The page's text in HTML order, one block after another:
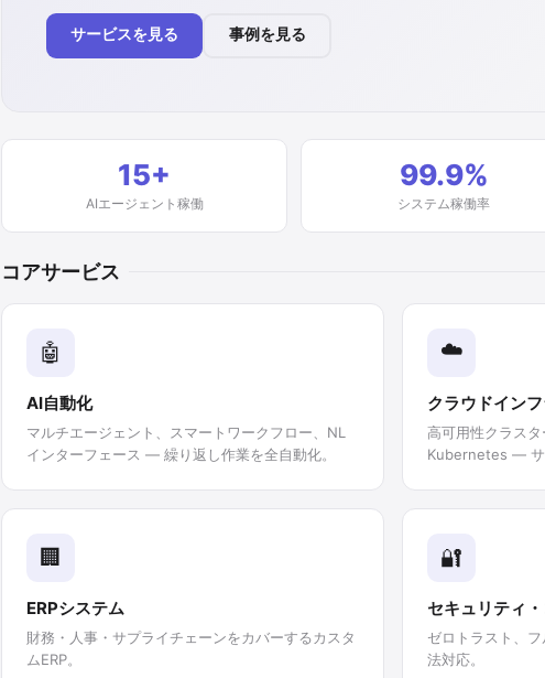
サービスを見る 事例を見る
15+
AIエージェント稼働
99.9%
システム稼働率
コアサービス
🤖
AI自動化
マルチエージェント、スマートワークフロー、NL
インターフェース — 繰り返し作業を全自動化。
☁️
クラウドイン
高可用性クラスタ
Kubernetes — サ
🏢
ERPシステム
財務・人事・サプライチェーンをカバーするカスタ
ムERP。
🔐
セキュリティ
ゼロトラスト、
法対応。